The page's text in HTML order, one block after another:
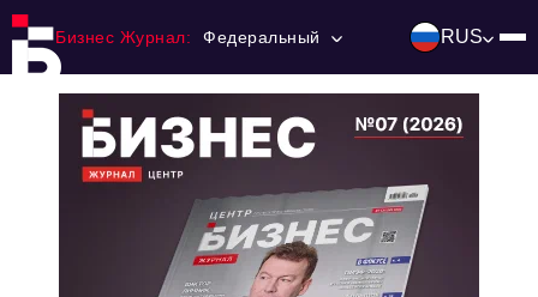
Бизнес Журнал: Федеральный RUS